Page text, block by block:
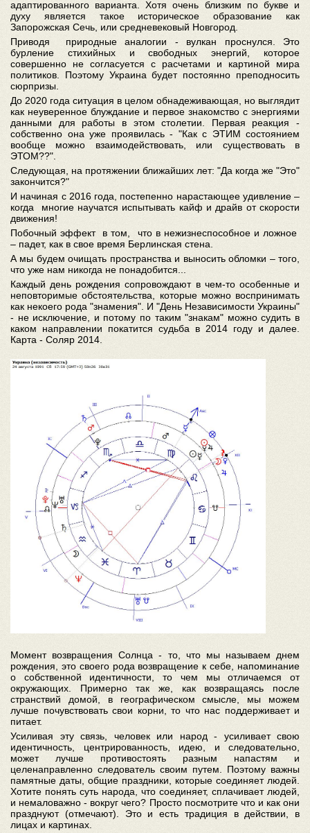
адаптированного варианта. Хотя очень близким по букве и
духу является такое историческое образование как
Запорожская Сечь, или средневековый Новгород.
Приводя природные аналогии - вулкан проснулся. Это
бурление стихийных и свободных энергий, которое
совершенно не согласуется с расчетами и картиной мира
политиков. Поэтому Украина будет постоянно преподносить
сюрпризы.
До 2020 года ситуация в целом обнадеживающая, но выглядит
как неуверенное блуждание и первое знакомство с энергиями
данными для работы в этом столетии. Первая реакция -
собственно она уже проявилась - "Как с ЭТИМ состоянием
вообще можно взаимодействовать, или существовать в
ЭТОМ??".
Следующая, на протяжении ближайших лет: "Да когда же "Это"
закончится?"
И начиная с 2016 года, постепенно нарастающее удивление –
когда многие научатся испытывать кайф и драйв от скорости
движения!
Побочный эффект в том, что в нежизнеспособное и ложное
– падет, как в свое время Берлинская стена.
А мы будем очищать пространства и выносить обломки – того,
что уже нам никогда не понадобится...
Каждый день рождения сопровождают в чем-то особенные и
неповторимые обстоятельства, которые можно воспринимать
как некоего рода "знамения". И "День Независимости Украины"
- не исключение, и потому по таким "знакам" можно судить в
каком направлении покатится судьба в 2014 году и далее.
Карта - Соляр 2014.
Момент возвращения Солнца - то, что мы называем днем
рождения, это своего рода возвращение к себе, напоминание
о собственной идентичности, то чем мы отличаемся от
окружающих. Примерно так же, как возвращаясь после
странствий домой, в географическом смысле, мы можем
лучше почувствовать свои корни, то что нас поддерживает и
питает.
Усиливая эту связь, человек или народ - усиливает свою
идентичность, центрированность, идею, и следовательно,
может лучше противостоять разным напастям и
целенаправленно следователь своим путем. Поэтому важны
памятные даты, общие праздники, которые соединяет людей.
Хотите понять суть народа, что соединяет, сплачивает людей,
и немаловажно - вокруг чего? Просто посмотрите что и как они
празднуют (отмечают). Это и есть традиция в действии, в
лицах и картинах.